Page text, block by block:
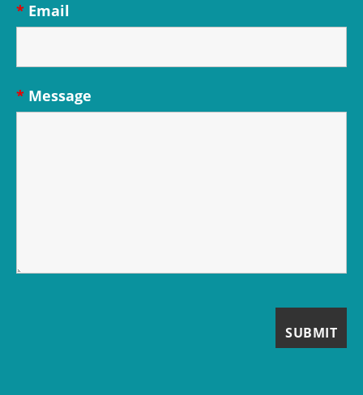
Email
*
Message
*